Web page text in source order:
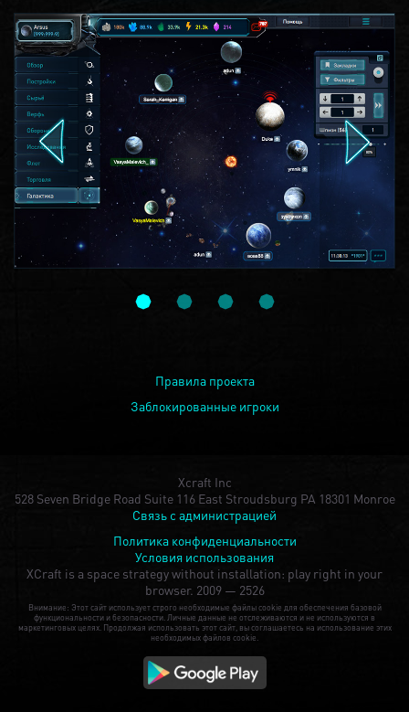
Правила проекта
Заблокированные игроки
Xcraft Inc
528 Seven Bridge Road Suite 116 East Stroudsburg PA 18301 Monroe
Связь с администрацией
Политика конфиденциальности
Условия использования
XCraft is a space strategy without installation: play right in your
browser. 2009 — 2526
Внимание: Этот сайт использует строго необходимые файлы cookie для обеспечения базовой
функциональности и безопасности. Личные данные не отслеживаются и не используются в
маркетинговых целях. Продолжая использовать этот сайт, вы соглашаетесь на использование этих
необходимых файлов cookie.